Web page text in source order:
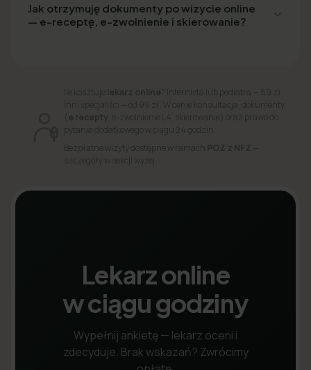
Jak otrzymuję dokumenty po wizycie online
— e-receptę, e-zwolnienie i skierowanie?
Ile kosztujelekarz online ? Internista lub pediatra — 89 zł.
Inni specjaliści — od 99 zł. W cenie konsultacja, dokumenty
( e recepty , e-zwolnienie L4, skierowanie) oraz prawo do
pytania dodatkowego w ciągu 24 godzin.
Bezpłatne wizyty dostępne w ramach POZ z NFZ
szczegóły w sekcji wyżej.
Lekarz online
w ciągu godziny
Wypełnij ankietę — lekarz oceni i
zdecyduje. Brak wskazań? Zwrócimy